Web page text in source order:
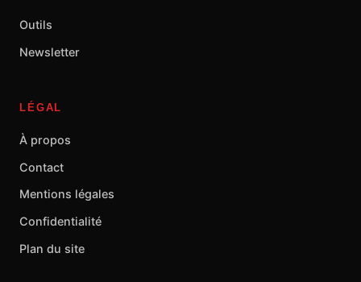
Outils
Newsletter
LÉGAL
À propos
Contact
Mentions légales
Confidentialité
Plan du site